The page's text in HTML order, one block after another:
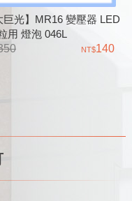
巨光】MR16 變壓器 LED
用 燈泡 046L
140